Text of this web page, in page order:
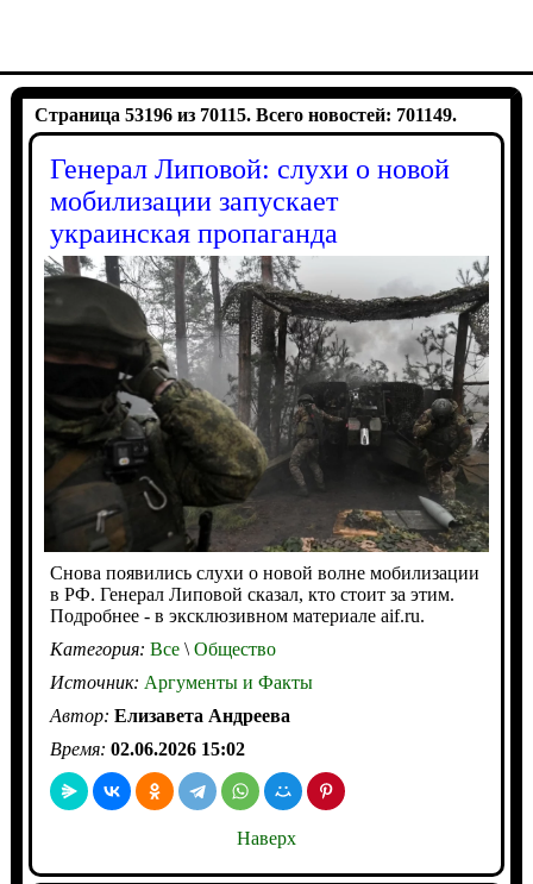
Страница 53196 из 70115. Всего новостей: 701149.
Генерал Липовой: слухи о новой
мобилизации запускает
украинская пропаганда
Снова появились слухи о новой волне мобилизации
в РФ. Генерал Липовой сказал, кто стоит за этим.
Подробнее - в эксклюзивном материале aif.ru.
Категория: Все\Общество
Источник: Аргументы и Факты
Автор: Елизавета Андреева
Время: 02.06.2026 15:02
Наверх